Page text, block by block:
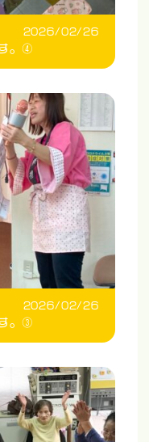
2026/02/26
。④
2026/02/26
。③